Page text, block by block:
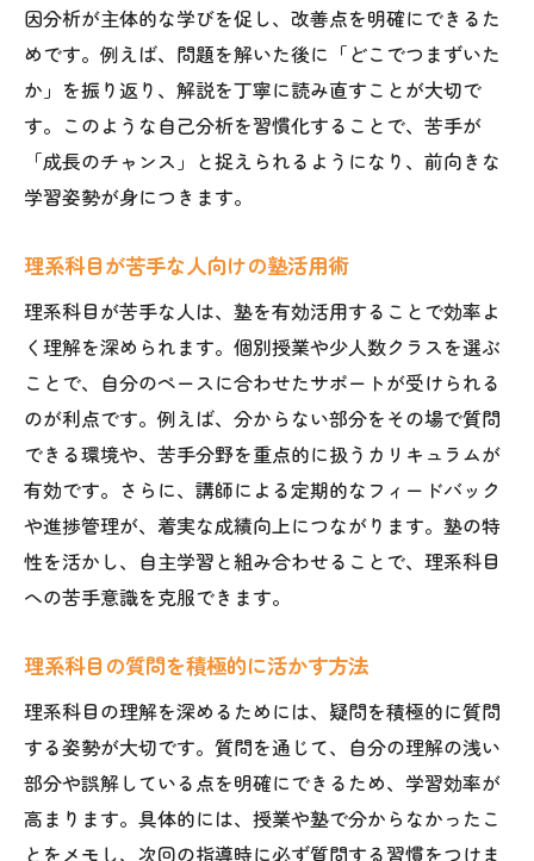
因分析が主体的な学びを促し、改善点を明確にできるた
めです。例えば、問題を解いた後に「どこでつまずいた
か」を振り返り、解説を丁寧に読み直すことが大切で
す。このような自己分析を習慣化することで、苦手が
「成長のチャンス」と捉えられるようになり、前向きな
学習姿勢が身につきます。
理系科目が苦手な人向けの塾活用術
理系科目が苦手な人は、塾を有効活用することで効率よ
く理解を深められます。個別授業や少人数クラスを選ぶ
ことで、自分のペースに合わせたサポートが受けられる
のが利点です。例えば、分からない部分をその場で質問
できる環境や、苦手分野を重点的に扱うカリキュラムが
有効です。さらに、講師による定期的なフィードバック
や進捗管理が、着実な成績向上につながります。塾の特
性を活かし、自主学習と組み合わせることで、理系科目
への苦手意識を克服できます。
理系科目の質問を積極的に活かす方法
理系科目の理解を深めるためには、疑問を積極的に質問
する姿勢が大切です。質問を通じて、自分の理解の浅い
部分や誤解している点を明確にできるため、学習効率が
高まります。具体的には、授業や塾で分からなかったこ
とをメモし、次回の指導時に必ず質問する習慣をつけま